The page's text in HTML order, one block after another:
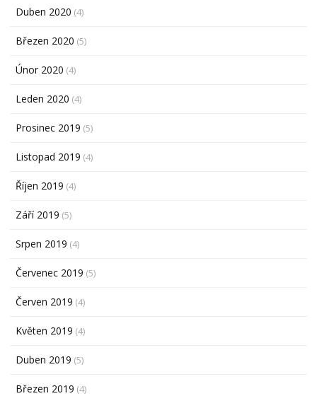
Duben 2020 (4)
Březen 2020 (5)
Únor 2020 (4)
Leden 2020 (4)
Prosinec 2019 (5)
Listopad 2019 (4)
Říjen 2019 (4)
Září 2019 (5)
Srpen 2019 (4)
Červenec 2019 (5)
Červen 2019 (4)
Květen 2019 (4)
Duben 2019 (5)
Březen 2019 (4)